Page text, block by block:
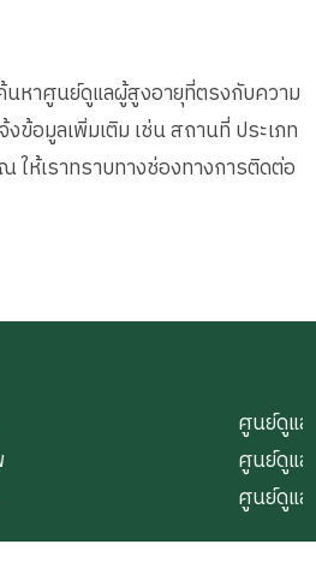
หาศูนย์ดูแลผู้สูงอายุที่ตรงกับความ
อมูลเพิ่มเติม เช่น สถานที่ ประเภท
ให้เราทราบทางช่องทางการติดต่อ
ศูนย์ดูแ
ศูนย์ดูแ
ศูนย์ดูแ